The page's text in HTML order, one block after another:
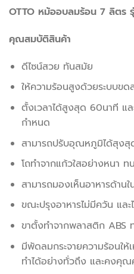
OTTO หม้ออบลมร้อน 7 ลิตร
คุณสมบัติสินค้า
ดีไซน์สวย ทันสมัย
ให้ความร้อนสูงด้วยระบบข
ตั้งเวลาได้สูงสุด 60นาที แล
กำหนด
สามารถปรับอุณหภูมิได้สุงสุ
โถทำจากแก้วใสอย่างหนา
สามารถมองเห็นอาหารด้าน
ขณะปรุงอาหารไม่มีควัน และ
ขาตั้งทำจากพลาสติก ABS
มีพัดลมกระจายความร้อนให้
ทำได้อย่างทั่วถึง และคงคุณ